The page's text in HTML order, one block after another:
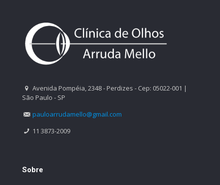
Avenida Pompéia, 2348 - Perdizes - Cep: 05022-001 |
São Paulo - SP
pauloarrudamello@gmail.com
11 3873-2009
Sobre